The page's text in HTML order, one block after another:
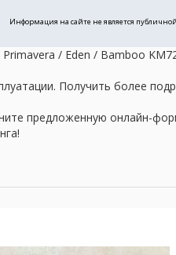
Информация на сайте не является
/ Eden / Bamboo
Получить более
предложенную онлайн-